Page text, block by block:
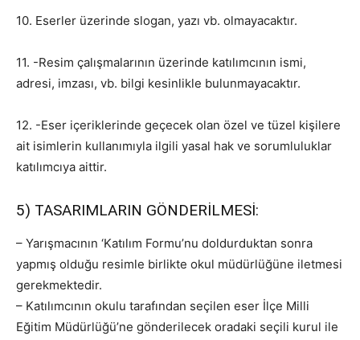
10. Eserler üzerinde slogan, yazı vb. olmayacaktır.
11. -Resim çalışmalarının üzerinde katılımcının ismi,
adresi, imzası, vb. bilgi kesinlikle bulunmayacaktır.
12. -Eser içeriklerinde geçecek olan özel ve tüzel kişilere
ait isimlerin kullanımıyla ilgili yasal hak ve sorumluluklar
katılımcıya aittir.
5) TASARIMLARIN GÖNDERİLMESİ:
– Yarışmacının ‘Katılım Formu’nu doldurduktan sonra
yapmış olduğu resimle birlikte okul müdürlüğüne iletmesi
gerekmektedir.
– Katılımcının okulu tarafından seçilen eser İlçe Milli
Eğitim Müdürlüğü’ne gönderilecek oradaki seçili kurul ile